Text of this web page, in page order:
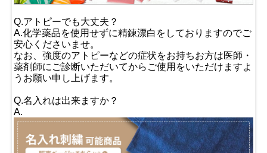
Q.アトピーでも大丈夫？
A.化学薬品を使用せずに精錬漂白をしておりますのでご
安心くださいませ。
なお、強度のアトピーなどの症状をお持ちお方は医師・
薬剤師にご診断いただいてからご使用をいただけますよ
うお願い申し上げます。
Q.名入れは出来ますか？
A.